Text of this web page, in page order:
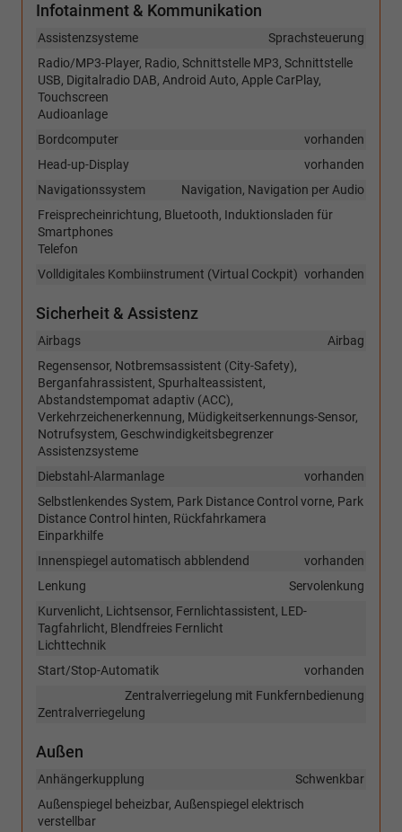
Infotainment & Kommunikation
Sprachsteuerung
Assistenzsysteme
Radio/MP3-Player, Radio, Schnittstelle MP3, Schnittstelle
USB, Digitalradio DAB, Android Auto, Apple CarPlay,
Touchscreen
Audioanlage
vorhanden
Bordcomputer
vorhanden
Head-up-Display
Navigation, Navigation per Audio
Navigationssystem
Freisprecheinrichtung, Bluetooth, Induktionsladen für
Smartphones
Telefon
vorhanden
Volldigitales Kombiinstrument (Virtual Cockpit)
Sicherheit & Assistenz
Airbag
Airbags
Regensensor, Notbremsassistent (City-Safety),
Berganfahrassistent, Spurhalteassistent,
Abstandstempomat adaptiv (ACC),
Verkehrzeichenerkennung, Müdigkeitserkennungs-Sensor,
Notrufsystem, Geschwindigkeitsbegrenzer
Assistenzsysteme
vorhanden
Diebstahl-Alarmanlage
Selbstlenkendes System, Park Distance Control vorne, Park
Distance Control hinten, Rückfahrkamera
Einparkhilfe
vorhanden
Innenspiegel automatisch abblendend
Servolenkung
Lenkung
Kurvenlicht, Lichtsensor, Fernlichtassistent, LED-
Tagfahrlicht, Blendfreies Fernlicht
Lichttechnik
vorhanden
Start/Stop-Automatik
Zentralverriegelung mit Funkfernbedienung
Zentralverriegelung
Außen
Schwenkbar
Anhängerkupplung
Außenspiegel beheizbar, Außenspiegel elektrisch
verstellbar